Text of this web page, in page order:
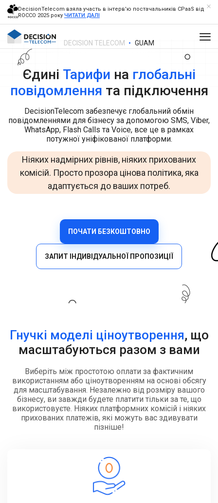
DecisionTelecom взяла участь в інтерв'ю постачальників CPaaS від
ROCCO 2025 року ЧИТАТИ ДАЛІ
DECISION TELECOM GUAM
Єдині Тарифи на глобальні
повідомлення та підключення
DecisionTelecom забезпечує глобальний обмін
повідомленнями для бізнесу за допомогою SMS, Viber,
WhatsApp, Flash Calls та Voice, все це в рамках
потужної уніфікованої платформи.
Ніяких надмірних рівнів, ніяких прихованих
комісій. Просто прозора цінова політика, яка
адаптується до ваших потреб.
ПОЧАТИ БЕЗКОШТОВНО
ЗАПИТ ІНДИВІДУАЛЬНОЇ ПРОПОЗИЦІЇ
Гнучкі моделі ціноутворення, що
масштабуються разом з вами
Виберіть між простотою оплати за фактичним
використанням або ціноутворенням на основі обсягу
для масштабування. Незалежно від розміру вашого
бізнесу, ви завжди будете платити тільки за те, що
використовуєте. Ніяких платформних комісій і ніяких
прихованих платежів, які можуть вас здивувати
пізніше!